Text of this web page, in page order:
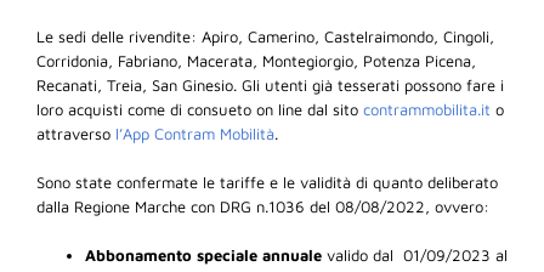
Le sedi delle rivendite: Apiro, Camerino, Castelraimondo, Cingoli,
Corridonia, Fabriano, Macerata, Montegiorgio, Potenza Picena,
Recanati, Treia, San Ginesio. Gli utenti già tesserati possono fare i
loro acquisti come di consueto on line dal sito contrammobilita.it o
attraverso l’App Contram Mobilità.
Sono state confermate le tariffe e le validità di quanto deliberato
dalla Regione Marche con DRG n.1036 del 08/08/2022, ovvero:
Abbonamento speciale annuale valido dal 01/09/2023 al